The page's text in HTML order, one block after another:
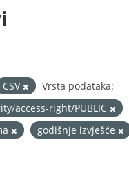
CSV
Vrsta podataka:
access-right/PUBLIC
godišnje izvješće